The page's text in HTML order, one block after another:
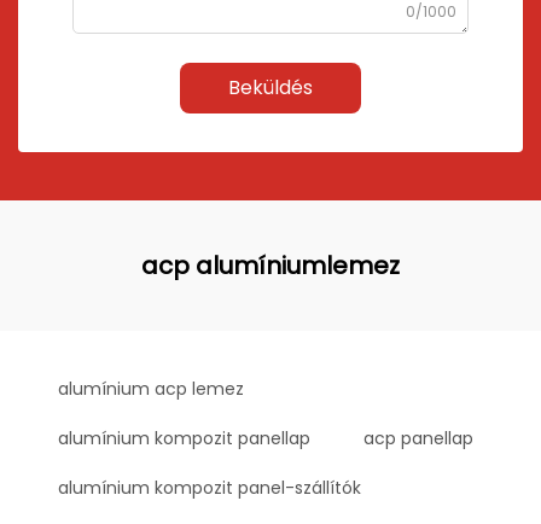
0/1000
Beküldés
acp alumíniumlemez
alumínium acp lemez
alumínium kompozit panellap acp panellap
alumínium kompozit panel-szállítók